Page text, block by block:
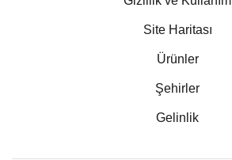
Site Haritası
Ürünler
Şehirler
Gelinlik